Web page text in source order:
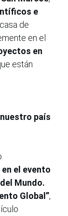
e
de
en el
en
están
país
en el evento
Mundo.
Global”,